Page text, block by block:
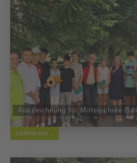
Auszeichnung für Mittelschule
weiterlesen ...